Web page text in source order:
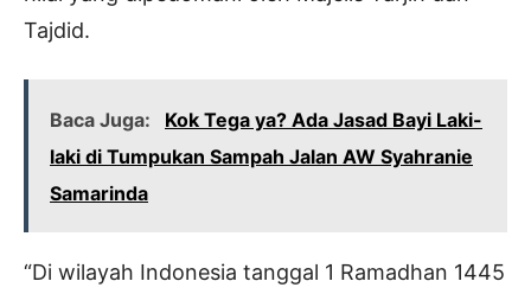
Tajdid.
Baca Juga:
Kok Tega ya? Ada Jasad Bayi Laki-
laki di Tumpukan Sampah Jalan AW Syahranie
Samarinda
“Di wilayah Indonesia tanggal 1 Ramadhan 1445